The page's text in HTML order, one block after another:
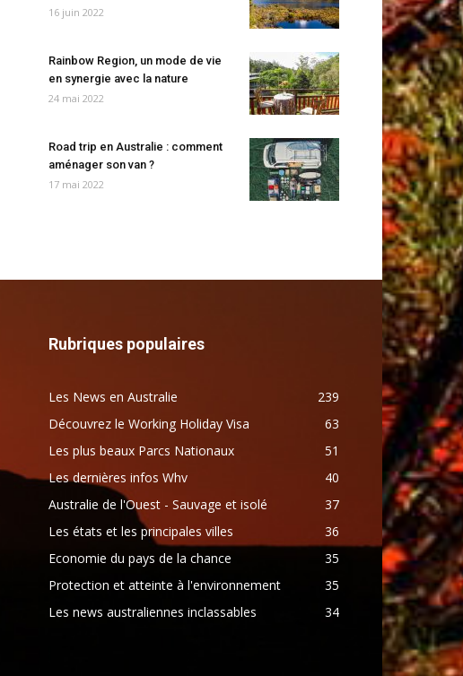
16 juin 2022
Rainbow Region, un mode de vie
en synergie avec la nature
24 mai 2022
Road trip en Australie : comment
aménager son van ?
17 mai 2022
Rubriques populaires
Les News en Australie
239
Découvrez le Working Holiday Visa
63
Les plus beaux Parcs Nationaux
51
Les dernières infos Whv
40
Australie de l'Ouest - Sauvage et isolé
37
Les états et les principales villes
36
Economie du pays de la chance
35
Protection et atteinte à l'environnement
35
Les news australiennes inclassables
34